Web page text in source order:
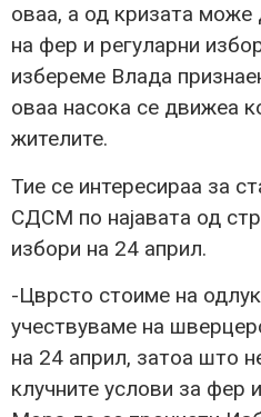
оваа, а од кризата може
на фер и регуларни
избереме Влада
оваа насока се движеа
жителите.
Тие се интересираа за
СДСМ по најавата од
избори на 24 април.
-Цврсто стоиме на
учествуваме на
на 24 април, затоа што
клучните услови за фер